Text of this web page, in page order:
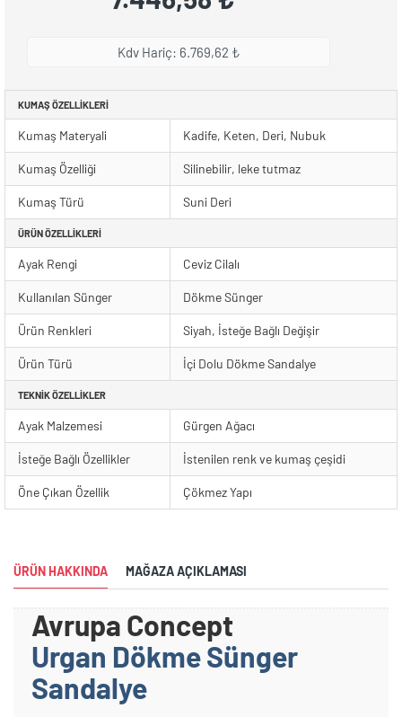
Kdv Hariç: 6.769,62 ₺
KUMAŞ ÖZELLIKLERI
Kumaş Materyali Kadife, Keten, Deri, Nubuk
Kumaş Özelliği Silinebilir, leke tutmaz
Kumaş Türü Suni Deri
ÜRÜN ÖZELLIKLERI
Ayak Rengi Ceviz Cilalı
Kullanılan Sünger Dökme Sünger
Ürün Renkleri Siyah, İsteğe Bağlı Değişir
Ürün Türü İçi Dolu Dökme Sandalye
TEKNIK ÖZELLIKLER
Ayak Malzemesi Gürgen Ağacı
İsteğe Bağlı Özellikler İstenilen renk ve kumaş çeşidi
Öne Çıkan Özellik Çökmez Yapı
ÜRÜN HAKKINDA MAĞAZA AÇIKLAMASI
Avrupa Concept
Urgan Dökme Sünger
Sandalye